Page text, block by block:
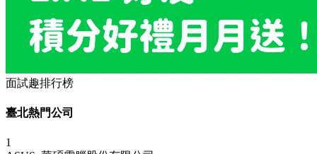
面試趣排行榜
臺北熱門公司
1